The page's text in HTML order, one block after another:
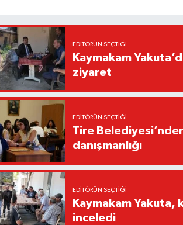
EDITÖRÜN SEÇTIĞI
Kaymakam
ziyaret
EDITÖRÜN SEÇTIĞI
Tire
danışmanlığı
EDITÖRÜN SEÇTIĞI
Kaymakam Yakuta,
inceledi